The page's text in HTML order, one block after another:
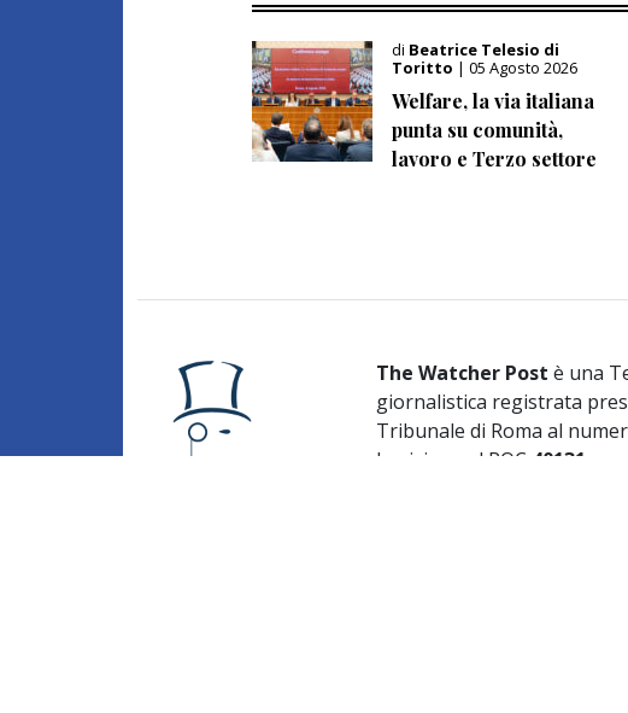
di Beatrice Telesio di
Toritto | 05 Agosto 2026
Welfare, la via italiana
punta su comunità,
lavoro e Terzo settore
The Watcher Post è una
giornalistica registrata
Tribunale di Roma al
Iscrizione al ROC 40131